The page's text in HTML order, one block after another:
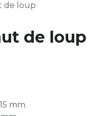
de loup
de loup
mm.